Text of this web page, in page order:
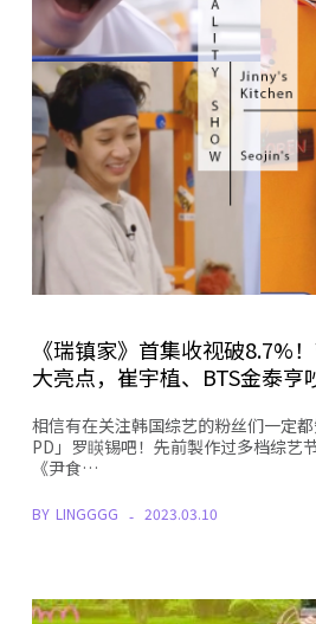
《瑞镇家》首集收视破8.7%
大亮点，崔宇植、BTS金泰亨
相信有在关注韩国综艺的粉丝们一定
PD」罗䁐锡吧！先前製作过多档综艺
《尹食…
BY LINGGGG 2023.03.10